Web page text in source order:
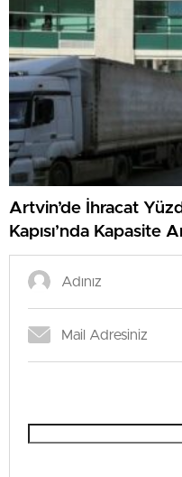
Artvin’de İhracat
Kapısı’nda Kapasite